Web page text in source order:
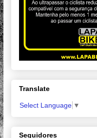
Translate
Select Language ▼
Seguidores